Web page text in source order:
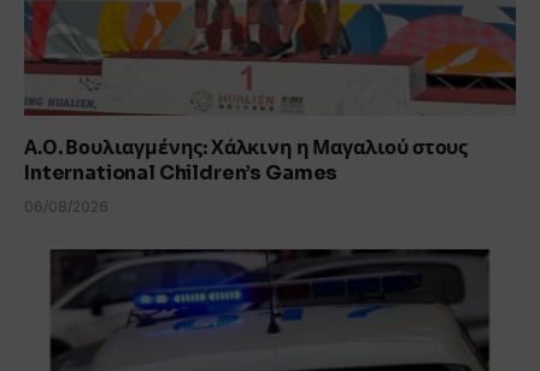
Α.Ο. Βουλιαγμένης: Χάλκινη η Μαγαλιού στους
International Children’s Games
06/08/2026